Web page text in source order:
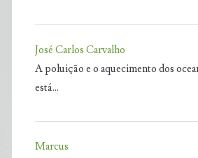
José Carlos Carvalho
A poluição e o aquecimento dos
está…
Marcus